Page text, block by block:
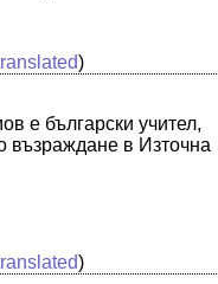
)
е български учител,
възраждане в Източна
)